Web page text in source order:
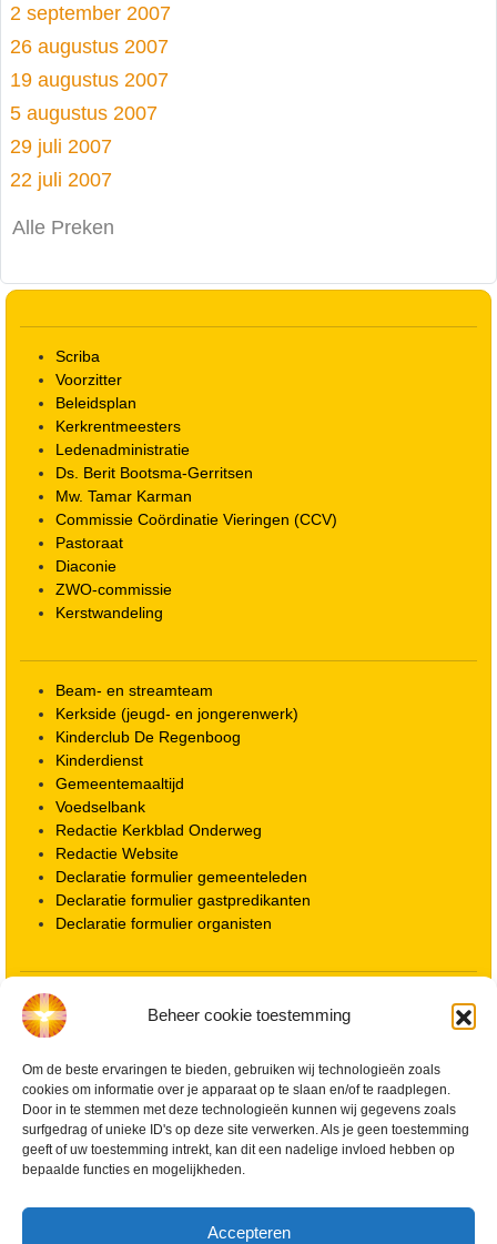
Beheer cookie toestemming
Om de beste ervaringen te bieden, gebruiken wij technologieën zoals
cookies om informatie over je apparaat op te slaan en/of te raadplegen.
Door in te stemmen met deze technologieën kunnen wij gegevens zoals
surfgedrag of unieke ID's op deze site verwerken. Als je geen toestemming
geeft of uw toestemming intrekt, kan dit een nadelige invloed hebben op
bepaalde functies en mogelijkheden.
Accepteren
2 september 2007
26 augustus 2007
19 augustus 2007
5 augustus 2007
29 juli 2007
22 juli 2007
Alle Preken
Scriba
Voorzitter
Beleidsplan
Kerkrentmeesters
Ledenadministratie
Ds. Berit Bootsma-Gerritsen
Mw. Tamar Karman
Commissie Coördinatie Vieringen (CCV)
Pastoraat
Diaconie
ZWO-commissie
Kerstwandeling
Beam- en streamteam
Kerkside (jeugd- en jongerenwerk)
Kinderclub De Regenboog
Kinderdienst
Gemeentemaaltijd
Voedselbank
Redactie Kerkblad Onderweg
Redactie Website
Declaratie formulier gemeenteleden
Declaratie formulier gastpredikanten
Declaratie formulier organisten
Locatie kerk
ANBI informatie PGWD
Vrienden van de Grote Kerk
Info Kerkelijke gebouwen / koster
Redactiestatuut voor kerkblad en website
Beleid Veilige Kerk en gedragscode
Privacy
Cookiebeleid (EU)